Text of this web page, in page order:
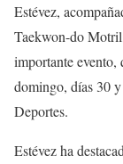
Estévez,
Taekwon-do
importante
domingo, días 30
Deportes.
Estévez ha